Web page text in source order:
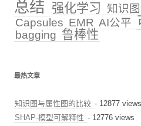
总结
强化学习 知识
Capsules EMR AI公平
bagging 鲁棒性
最热文章
知识图与属性图的比较 - 12877 views
SHAP-模型可解释性 - 12776 views